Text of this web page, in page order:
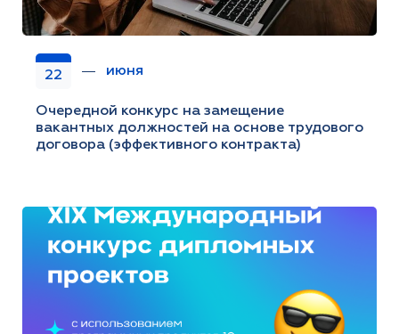
22 июня
Очередной конкурс на замещение
вакантных должностей на основе трудового
договора (эффективного контракта)